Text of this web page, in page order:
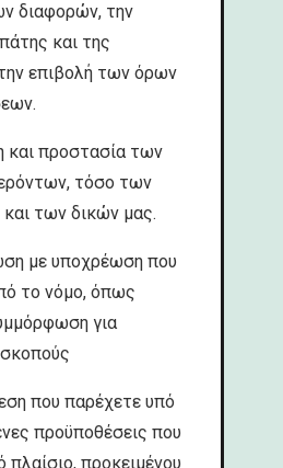
διαφορών, την
και της
επιβολή των όρων
και προστασία των
τόσο των
των δικών μας.
με υποχρέωση που
το νόμο, όπως
για
που παρέχετε υπό
προϋποθέσεις που
πλαίσιο, προκειμένου